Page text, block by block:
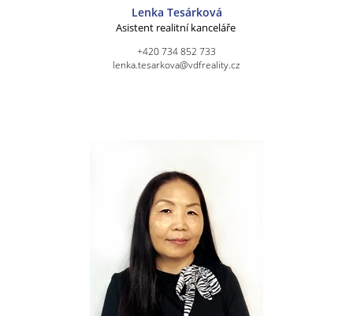
Lenka Tesárková
Asistent realitní kanceláře
+420 734 852 733
lenka.tesarkova@vdfreality.cz